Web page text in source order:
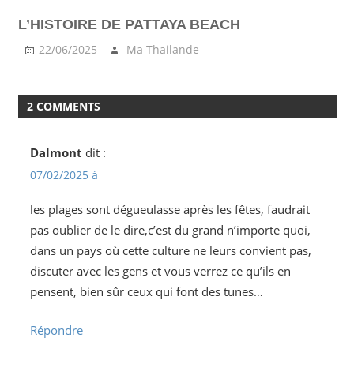
L’HISTOIRE DE PATTAYA BEACH
22/06/2025 Ma Thailande
2 COMMENTS
Dalmont dit :
07/02/2025 à
les plages sont dégueulasse après les fêtes, faudrait
pas oublier de le dire,c’est du grand n’importe quoi,
dans un pays où cette culture ne leurs convient pas,
discuter avec les gens et vous verrez ce qu’ils en
pensent, bien sûr ceux qui font des tunes…
Répondre